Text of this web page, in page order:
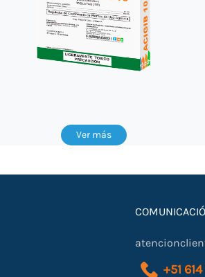
Ver más
+51